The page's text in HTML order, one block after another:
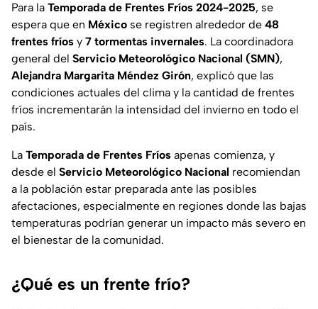
Para la Temporada de Frentes Fríos 2024-2025, se
espera que en México se registren alrededor de 48
frentes fríos y 7 tormentas invernales. La coordinadora
general del Servicio Meteorológico Nacional (SMN),
Alejandra Margarita Méndez Girón, explicó que las
condiciones actuales del clima y la cantidad de frentes
fríos incrementarán la intensidad del invierno en todo el
país.
La Temporada de Frentes Fríos apenas comienza, y
desde el Servicio Meteorológico Nacional recomiendan
a la población estar preparada ante las posibles
afectaciones, especialmente en regiones donde las bajas
temperaturas podrían generar un impacto más severo en
el bienestar de la comunidad.
¿Qué es un frente frío?